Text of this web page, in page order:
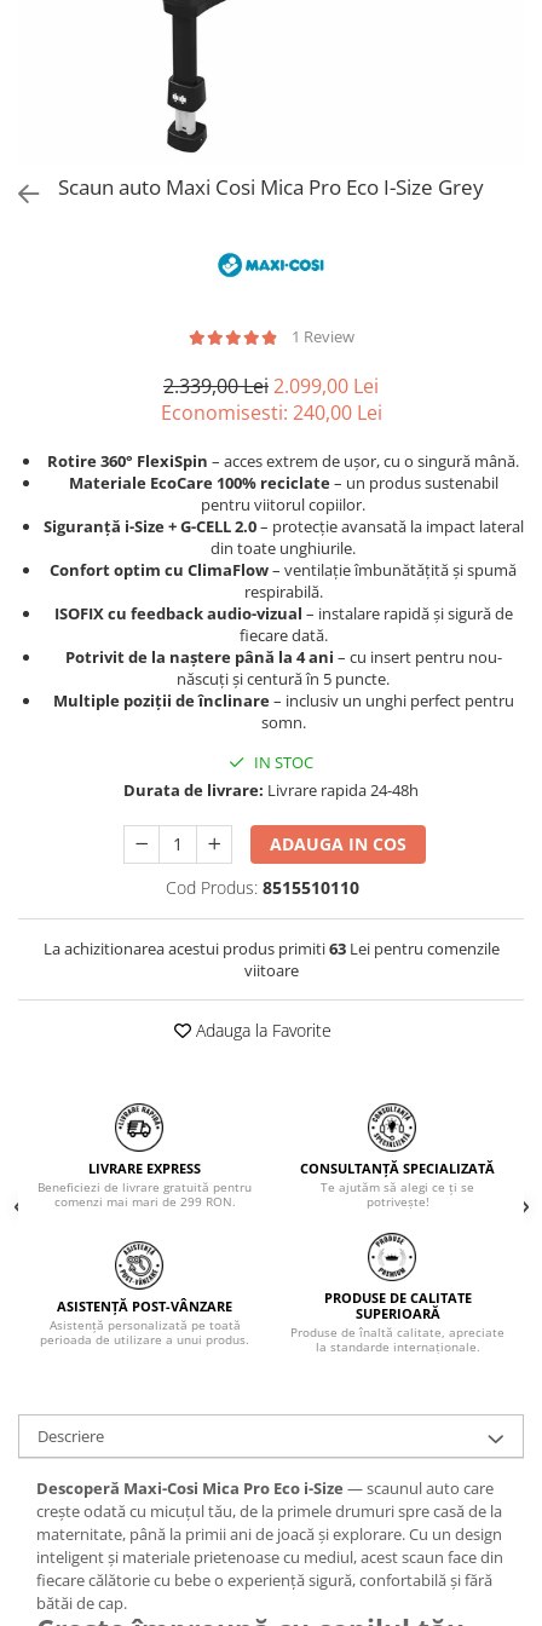
Consultanta Instalare
Jucarii pentru baie
PAPUSI
Scaun auto Maxi Cosi Mica Pro Eco I-Size Grey
1 Review
2.339,00 Lei2.099,00 Lei
Economisesti: 240,00 Lei
Rotire 360° FlexiSpin – acces extrem de ușor, cu o singură mână.
Materiale EcoCare 100% reciclate– un produs sustenabil
pentru viitorul copiilor.
Siguranță i-Size + G-CELL 2.0– protecție avansată la impact lateral
din toate unghiurile.
Confort optim cu ClimaFlow– ventilație îmbunătățită și spumă
respirabilă.
ISOFIX cu feedback audio-vizual – instalare rapidă și sigură de
fiecare dată.
Potrivit de la naștere până la 4 ani – cu insert pentru nou-
născuți și centură în 5 puncte.
Multiple poziții de înclinare– inclusiv un unghi perfect pentru
somn.
IN STOC
Durata de livrare: Livrare rapida 24-48h
ADAUGA IN COS
Cod Produs: 8515510110
La achizitionarea acestui produs primiti63Lei pentru comenzile
viitoare
Adauga la Favorite
LIVRARE EXPRESS
Beneficiezi de livrare gratuită pentru
comenzi mai mari de 299 RON.
CONSULTANȚĂ SPECIALIZATĂ
Te ajutăm să alegi ce ți se
potrivește!
ASISTENȚĂ POST-VÂNZARE
Asistență personalizată pe toată
perioada de utilizare a unui produs.
PRODUSE DE CALITATE
SUPERIOARĂ
Produse de înaltă calitate, apreciate
la standarde internaționale.
Descriere
Descoperă Maxi-Cosi Mica Pro Eco i-Size — scaunul auto care
crește odată cu micuțul tău, de la primele drumuri spre casă de la
maternitate, până la primii ani de joacă și explorare. Cu un design
inteligent și materiale prietenoase cu mediul, acest scaun face din
fiecare călătorie cu bebe o experiență sigură, confortabilă și fără
bătăi de cap.